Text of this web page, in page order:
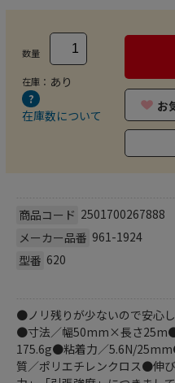
数量
在庫： あり
在庫数について
お
商品コード 2501700267888
メーカー品番 961-1924
型番 620
●ノリ残りが少ないので安心
●寸法／幅50mm×長さ
175.6g●粘着力／5.6N/
質／ポリエチレンクロス●伸